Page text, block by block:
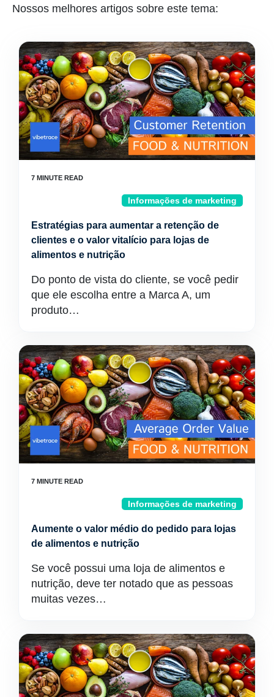
Nossos melhores artigos sobre este tema:
Informações de marketing
Estratégias para aumentar a retenção de
clientes e o valor vitalício para lojas de
alimentos e nutrição
Do ponto de vista do cliente, se você pedir
que ele escolha entre a Marca A, um
produto…
Informações de marketing
Aumente o valor médio do pedido para lojas
de alimentos e nutrição
Se você possui uma loja de alimentos e
nutrição, deve ter notado que as pessoas
muitas vezes…